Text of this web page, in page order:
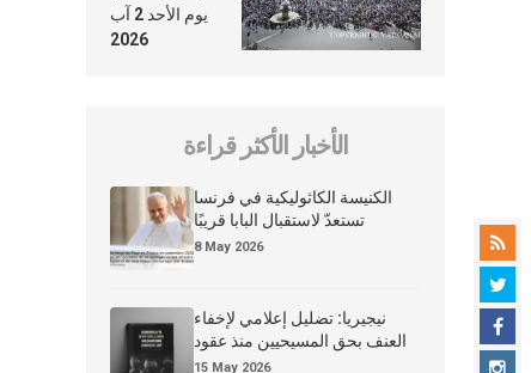
يوم الأحد 2 آب
2026
الأخبار الأكثر قراءة
الكنيسة الكاثوليكية في فرنسا
تستعدّ لاستقبال البابا قريبًا
8 May 2026
نيجيريا: تضليل إعلامي لإخفاء
العنف بحق المسيحيين منذ عقود
15 May 2026